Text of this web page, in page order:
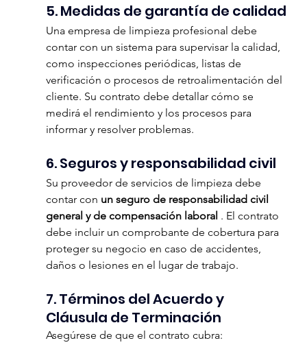
5. Medidas de garantía de calidad
Una empresa de limpieza profesional debe
contar con un sistema para supervisar la calidad,
como inspecciones periódicas, listas de
verificación o procesos de retroalimentación del
cliente. Su contrato debe detallar cómo se
medirá el rendimiento y los procesos para
informar y resolver problemas.
6. Seguros y responsabilidad civil
Su proveedor de servicios de limpieza debe
contar con un seguro de responsabilidad civil
general y de compensación laboral . El contrato
debe incluir un comprobante de cobertura para
proteger su negocio en caso de accidentes,
daños o lesiones en el lugar de trabajo.
7. Términos del Acuerdo y
Cláusula de Terminación
Asegúrese de que el contrato cubra: